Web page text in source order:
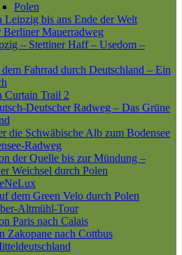
Polen
Leipzig bis ans Ende der Welt
Berliner Mauerradweg
– Stettiner Haff – Usedom –
Fahrrad durch Deutschland – Ein
Curtain Trail 2
Deutscher Radweg – Das Grüne
die Schwäbische Alb zum Bodensee
Radweg
der Quelle bis zur Mündung –
Weichsel durch Polen
dem Green Velo durch Polen
Altmühl-Tour
Paris nach Calais
Zakopane nach Cottbus